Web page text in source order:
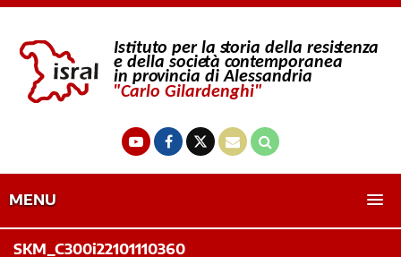
MENU
SKM_C300i22101110360